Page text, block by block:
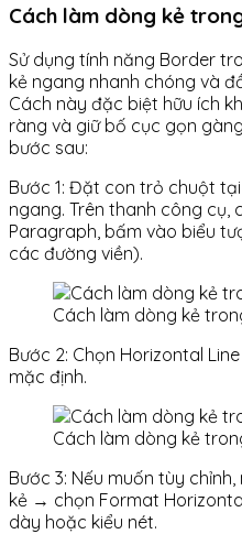
Cách làm dòng kẻ
Sử dụng tính năng Border
kẻ ngang nhanh chóng và
Cách này đặc biệt hữu ích
ràng và giữ bố cục gọn
bước sau:
Bước 1: Đặt con trỏ chuột
ngang. Trên thanh công
Paragraph, bấm vào biểu
các đường viền).
Cách làm dòng kẻ
Bước 2: Chọn Horizontal
mặc định.
Cách làm dòng kẻ
Bước 3: Nếu muốn tùy
kẻ → chọn Format
dày hoặc kiểu nét.